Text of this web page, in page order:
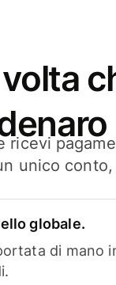
ricevi
unico
globale.
di mano